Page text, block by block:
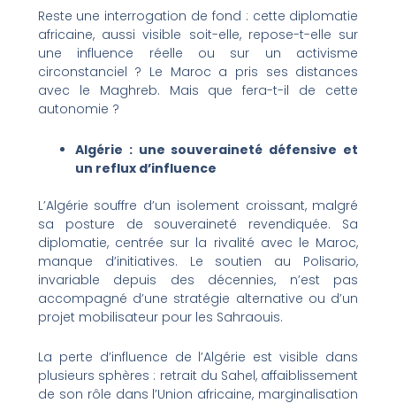
Reste une interrogation de fond : cette diplomatie
africaine, aussi visible soit-elle, repose-t-elle sur
une influence réelle ou sur un activisme
circonstanciel ? Le Maroc a pris ses distances
avec le Maghreb. Mais que fera-t-il de cette
autonomie ?
Algérie : une souveraineté défensive et
un reflux d’influence
L’Algérie souffre d’un isolement croissant, malgré
sa posture de souveraineté revendiquée. Sa
diplomatie, centrée sur la rivalité avec le Maroc,
manque d’initiatives. Le soutien au Polisario,
invariable depuis des décennies, n’est pas
accompagné d’une stratégie alternative ou d’un
projet mobilisateur pour les Sahraouis.
La perte d’influence de l’Algérie est visible dans
plusieurs sphères : retrait du Sahel, affaiblissement
de son rôle dans l’Union africaine, marginalisation